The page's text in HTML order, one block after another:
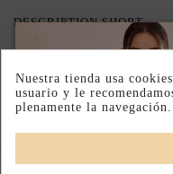
DESCRIPTION SHORT
Nuestra tienda usa
usuario y le
plenamente la navegación.